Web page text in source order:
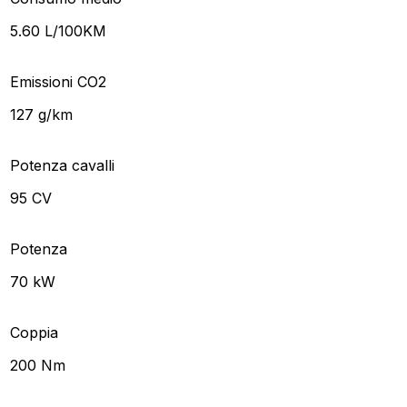
5.60 L/100KM
Emissioni CO2
127 g/km
Potenza cavalli
95 CV
Potenza
70 kW
Coppia
200 Nm